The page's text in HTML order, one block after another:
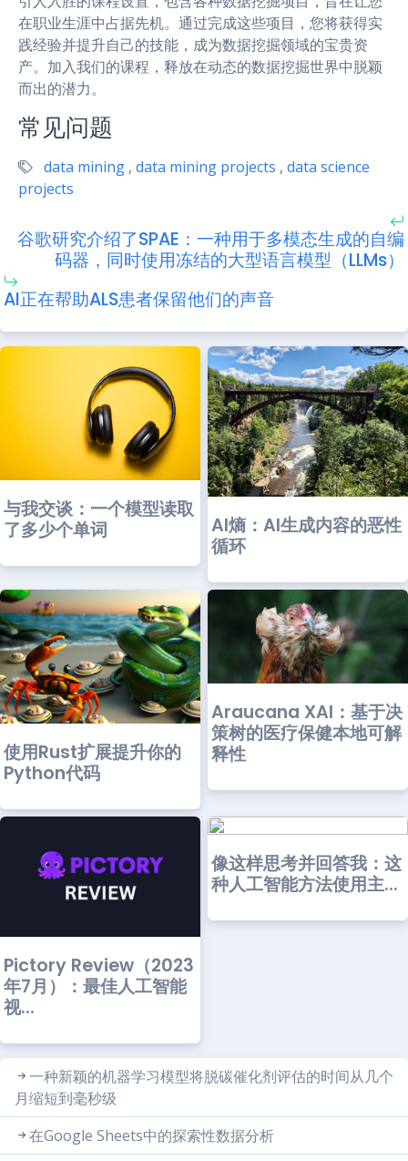
在职业生涯中占据先机。通过完成这些项目，您将获得实
践经验并提升自己的技能，成为数据挖掘领域的宝贵资
产。加入我们的课程，释放在动态的数据挖掘世界中脱颖
而出的潜力。
常见问题
data mining , data mining projects , data science
projects
谷歌研究介绍了SPAE：一种用于多模态生成的自编
码器，同时使用冻结的大型语言模型（LLMs）
AI正在帮助ALS患者保留他们的声音
与我交谈：一个模型读取
了多少个单词
AI熵：AI生成内容的恶性
循环
使用Rust扩展提升你的
Python代码
Araucana XAI：基于决
策树的医疗保健本地可解
释性
Pictory Review（2023
年7月）：最佳人工智能
视...
像这样思考并回答我：这
种人工智能方法使用主...
一种新颖的机器学习模型将脱碳催化剂评估的时间从几个
月缩短到毫秒级
在Google Sheets中的探索性数据分析